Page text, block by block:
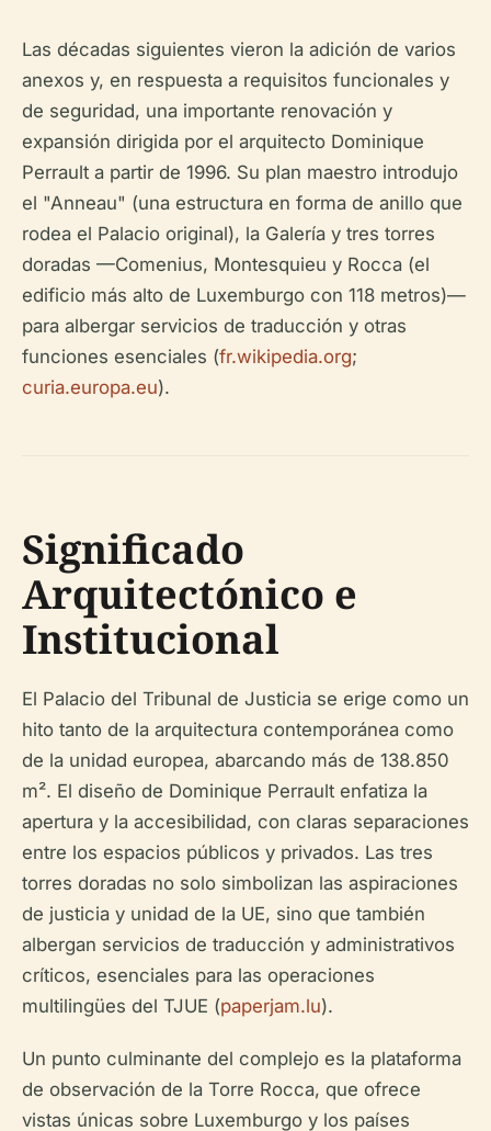
Las décadas siguientes vieron la adición de varios
anexos y, en respuesta a requisitos funcionales y
de seguridad, una importante renovación y
expansión dirigida por el arquitecto Dominique
Perrault a partir de 1996. Su plan maestro introdujo
el "Anneau" (una estructura en forma de anillo que
rodea el Palacio original), la Galería y tres torres
doradas —Comenius, Montesquieu y Rocca (el
edificio más alto de Luxemburgo con 118 metros)—
para albergar servicios de traducción y otras
funciones esenciales (fr.wikipedia.org;
curia.europa.eu).
Significado
Arquitectónico e
Institucional
El Palacio del Tribunal de Justicia se erige como un
hito tanto de la arquitectura contemporánea como
de la unidad europea, abarcando más de 138.850
m². El diseño de Dominique Perrault enfatiza la
apertura y la accesibilidad, con claras separaciones
entre los espacios públicos y privados. Las tres
torres doradas no solo simbolizan las aspiraciones
de justicia y unidad de la UE, sino que también
albergan servicios de traducción y administrativos
críticos, esenciales para las operaciones
multilingües del TJUE (paperjam.lu).
Un punto culminante del complejo es la plataforma
de observación de la Torre Rocca, que ofrece
vistas únicas sobre Luxemburgo y los países